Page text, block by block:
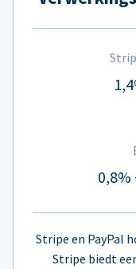
Stripe en PayPal
Stripe biedt